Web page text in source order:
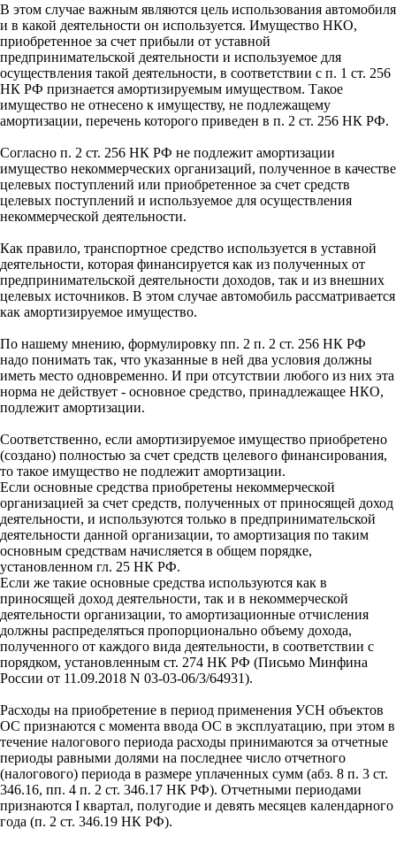
В этом случае важным являются цель использования автомобиля
и в какой деятельности он используется. Имущество НКО,
приобретенное за счет прибыли от уставной
предпринимательской деятельности и используемое для
осуществления такой деятельности, в соответствии с п. 1 ст. 256
НК РФ признается амортизируемым имуществом. Такое
имущество не отнесено к имуществу, не подлежащему
амортизации, перечень которого приведен в п. 2 ст. 256 НК РФ.
Согласно п. 2 ст. 256 НК РФ не подлежит амортизации
имущество некоммерческих организаций, полученное в качестве
целевых поступлений или приобретенное за счет средств
целевых поступлений и используемое для осуществления
некоммерческой деятельности.
Как правило, транспортное средство используется в уставной
деятельности, которая финансируется как из полученных от
предпринимательской деятельности доходов, так и из внешних
целевых источников. В этом случае автомобиль рассматривается
как амортизируемое имущество.
По нашему мнению, формулировку пп. 2 п. 2 ст. 256 НК РФ
надо понимать так, что указанные в ней два условия должны
иметь место одновременно. И при отсутствии любого из них эта
норма не действует - основное средство, принадлежащее НКО,
подлежит амортизации.
Соответственно, если амортизируемое имущество приобретено
(создано) полностью за счет средств целевого финансирования,
то такое имущество не подлежит амортизации.
Если основные средства приобретены некоммерческой
организацией за счет средств, полученных от приносящей доход
деятельности, и используются только в предпринимательской
деятельности данной организации, то амортизация по таким
основным средствам начисляется в общем порядке,
установленном гл. 25 НК РФ.
Если же такие основные средства используются как в
приносящей доход деятельности, так и в некоммерческой
деятельности организации, то амортизационные отчисления
должны распределяться пропорционально объему дохода,
полученного от каждого вида деятельности, в соответствии с
порядком, установленным ст. 274 НК РФ (Письмо Минфина
России от 11.09.2018 N 03-03-06/3/64931).
Расходы на приобретение в период применения УСН объектов
ОС признаются с момента ввода ОС в эксплуатацию, при этом в
течение налогового периода расходы принимаются за отчетные
периоды равными долями на последнее число отчетного
(налогового) периода в размере уплаченных сумм (абз. 8 п. 3 ст.
346.16, пп. 4 п. 2 ст. 346.17 НК РФ). Отчетными периодами
признаются I квартал, полугодие и девять месяцев календарного
года (п. 2 ст. 346.19 НК РФ).